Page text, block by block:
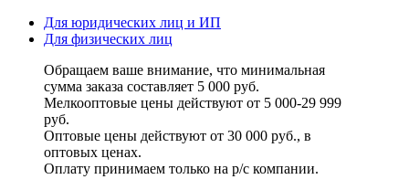
Для юридических лиц и ИП
Для физических лиц
Обращаем ваше внимание, что минимальная
сумма заказа составляет 5 000 руб.
Мелкооптовые цены действуют от 5 000-29 999
руб.
Оптовые цены действуют от 30 000 руб., в
оптовых ценах.
Оплату принимаем только на р/с компании.